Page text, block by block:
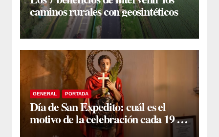
caminos rurales con geosintéticos
GENERAL PORTADA
Día de San Expedito: cuál es el
motivo de la celebración cada 19 de